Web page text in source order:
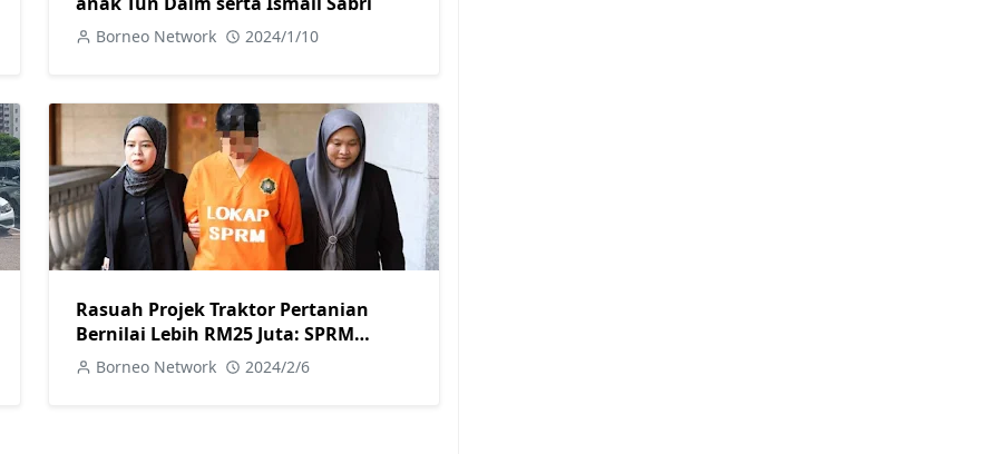
Borneo Network 2024/1/10
Rasuah Projek Traktor Pertanian
Bernilai Lebih RM25 Juta: SPRM
Tahan Dua Pengurus Besar dan
Borneo Network 2024/2/6